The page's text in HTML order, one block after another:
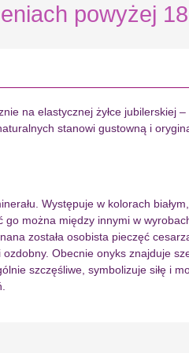
powyżej
na elastycznej żyłce jubilerskiej
stanowi gustowną i
Występuje w kolorach
go można między innymi w
została osobista pieczęć
Obecnie onyks znajduje
szczęśliwe, symbolizuje siłę i